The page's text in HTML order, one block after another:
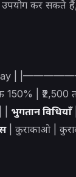
कर सकते
| Betway
150% | ₹2,500
| भुगतान विधियाँ
| कुराकाओ |